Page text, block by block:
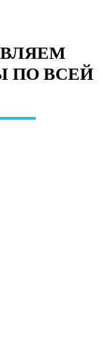
ПО ВСЕЙ